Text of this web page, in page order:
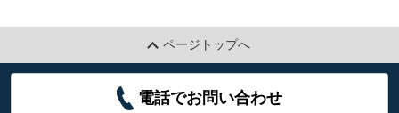
ページトップへ
電話でお問い合わせ